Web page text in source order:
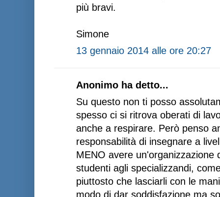
più bravi.
Simone
13 gennaio 2014 alle ore 20:27
Anonimo ha detto...
Su questo non ti posso
spesso ci si ritrova oberati di
anche a respirare. Però penso
responsabilità di insegnare a
MENO avere un'organizzazione
studenti agli specializzandi,
piuttosto che lasciarli con le
modo di dar soddisfazione ma